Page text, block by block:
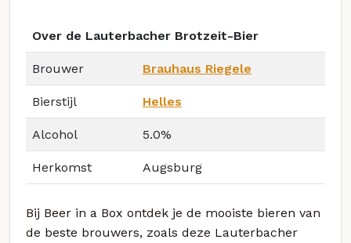
Over de Lauterbacher Brotzeit-Bier
Brouwer Brauhaus Riegele
Bierstijl Helles
Alcohol 5.0%
Herkomst Augsburg
Bij Beer in a Box ontdek je de mooiste bieren van
de beste brouwers, zoals deze Lauterbacher